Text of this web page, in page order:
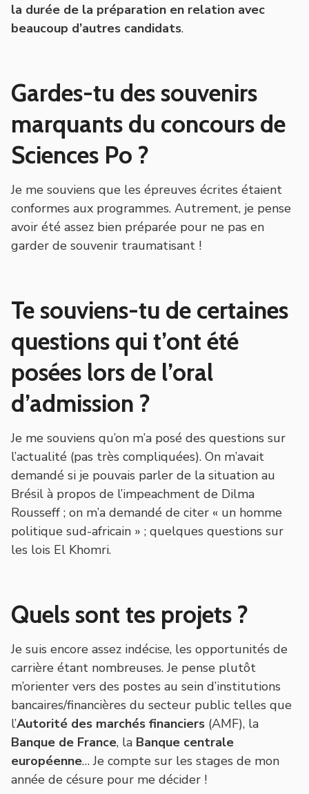
la durée de la préparation en relation avec
beaucoup d’autres candidats.
Gardes-tu des souvenirs
marquants du concours de
Sciences Po ?
Je me souviens que les épreuves écrites étaient
conformes aux programmes. Autrement, je pense
avoir été assez bien préparée pour ne pas en
garder de souvenir traumatisant !
Te souviens-tu de certaines
questions qui t’ont été
posées lors de l’oral
d’admission ?
Je me souviens qu’on m’a posé des questions sur
l’actualité (pas très compliquées). On m’avait
demandé si je pouvais parler de la situation au
Brésil à propos de l’impeachment de Dilma
Rousseff ; on m’a demandé de citer « un homme
politique sud-africain » ; quelques questions sur
les lois El Khomri.
Quels sont tes projets ?
Je suis encore assez indécise, les opportunités de
carrière étant nombreuses. Je pense plutôt
m’orienter vers des postes au sein d’institutions
bancaires/financières du secteur public telles que
l’Autorité des marchés financiers (AMF), la
Banque de France, la Banque centrale
européenne… Je compte sur les stages de mon
année de césure pour me décider !